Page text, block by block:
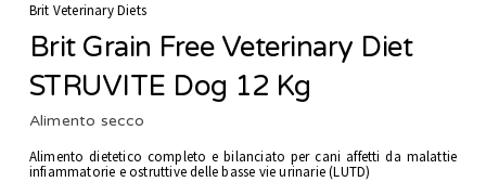
Brit Veterinary Diets
Brit Grain Free Veterinary Diet
STRUVITE Dog 12 Kg
Alimento secco
Alimento dietetico completo e bilanciato per cani affetti da malattie
infiammatorie e ostruttive delle basse vie urinarie (LUTD)